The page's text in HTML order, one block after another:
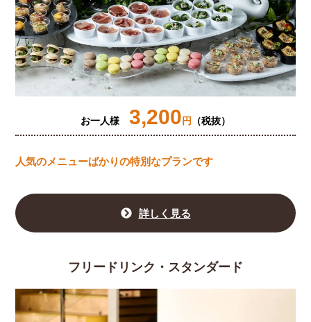
お一人様 3,200 円 （税抜）
人気のメニューばかりの特別なプランです
詳しく見る
フリードリンク・スタンダード